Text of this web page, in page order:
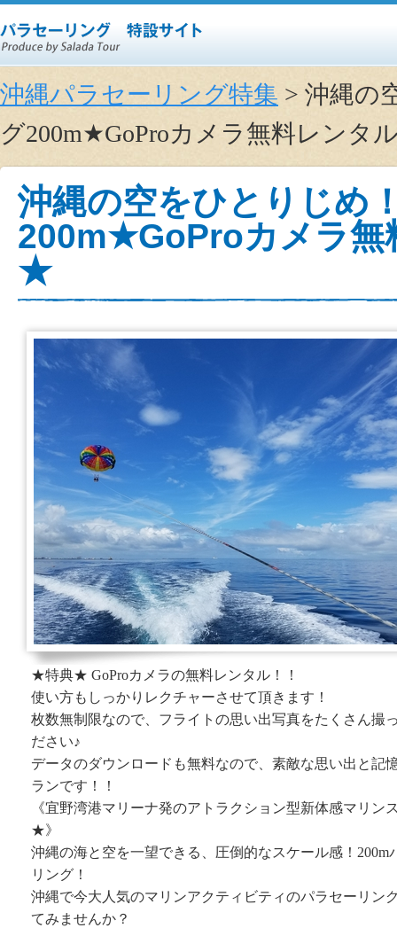
沖縄パラセーリング特集 > 沖縄の
グ200m★GoProカメラ無料レンタ
沖縄の空をひとりじめ
200m★GoProカメラ無
★
★特典★ GoProカメラの無料レンタル！！
使い方もしっかりレクチャーさせて頂きます！
枚数無制限なので、フライトの思い出写真をたくさん撮
ださい♪
データのダウンロードも無料なので、素敵な思い出と記
ランです！！
《宜野湾港マリーナ発のアトラクション型新体感マリン
★》
沖縄の海と空を一望できる、圧倒的なスケール感！200m
リング！
沖縄で今大人気のマリンアクティビティのパラセーリン
てみませんか？